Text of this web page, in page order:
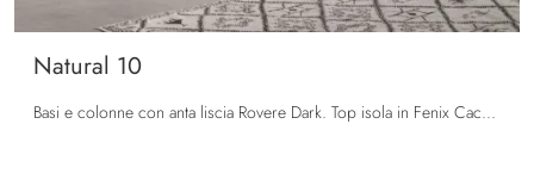
Natural 10
Basi e colonne con anta liscia Rovere Dark. Top isola in Fenix Cacao Orinoco con inserto HPL Testa di Moro.